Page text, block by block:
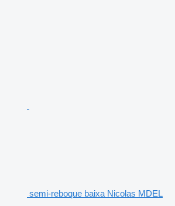
semi-reboque baixa Nicolas MDEL